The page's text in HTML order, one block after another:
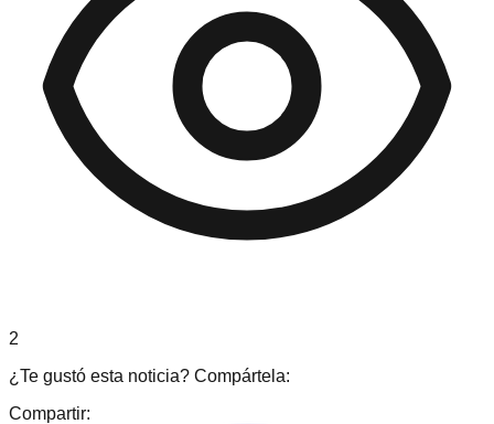
2
¿Te gustó esta noticia? Compártela:
Compartir: